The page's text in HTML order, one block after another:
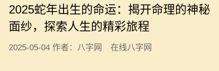
2025蛇年出生的命运：揭开命理的神秘
面纱，探索人生的精彩旅程
2025-05-04 作者：八字网 在线八字网